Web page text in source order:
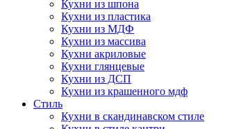
Кухни из шпона
Кухни из пластика
Кухни из МДФ
Кухни из массива
Кухни акриловые
Кухни глянцевые
Кухни из ДСП
Кухни из крашенного мдф
Стиль
Кухни в скандинавском стиле